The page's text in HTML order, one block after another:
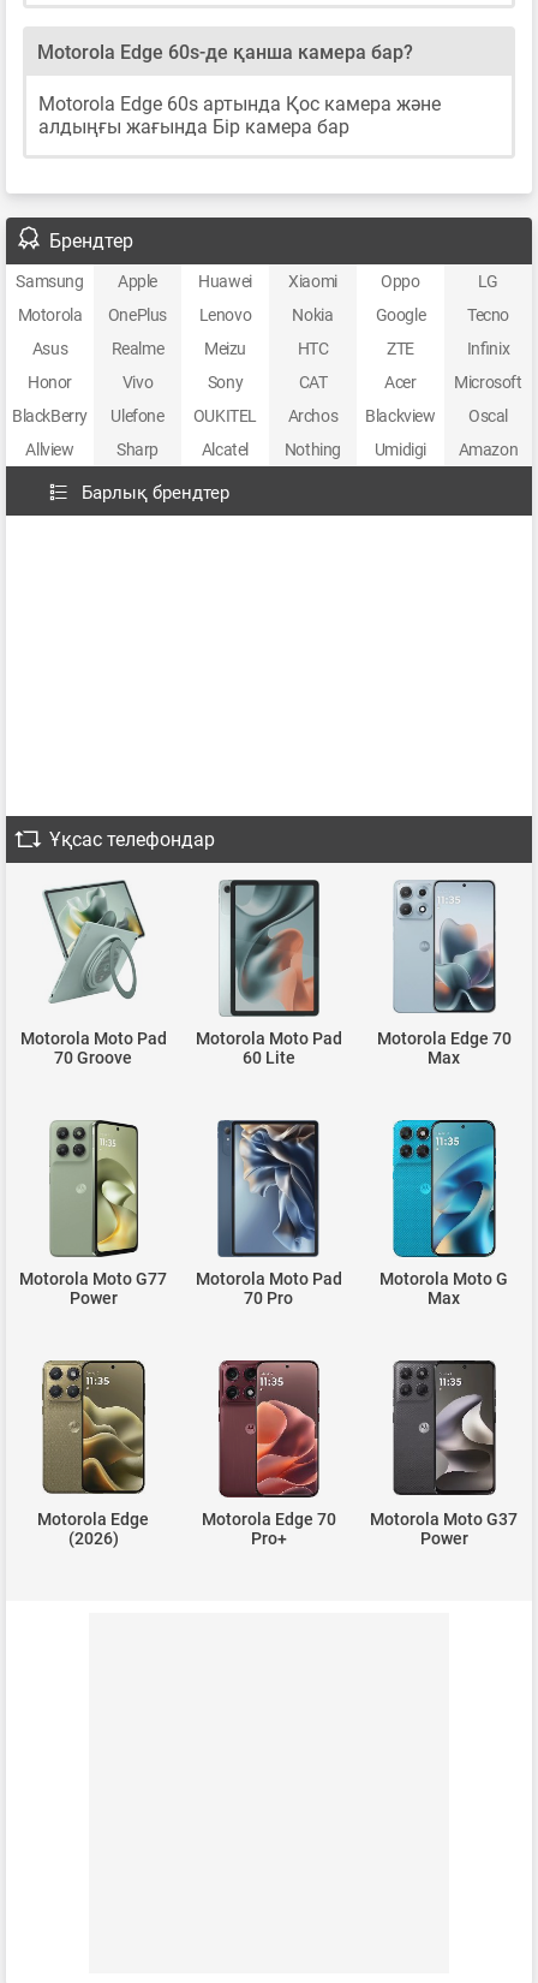
Motorola Edge 60s-де қанша камера бар?
Motorola Edge 60s артында Қос камера және
алдыңғы жағында Бір камера бар
Брендтер
Samsung Apple Huawei Xiaomi Oppo
LG
Motorola
OnePlus Lenovo Nokia Google
Tecno
Asus
Realme Meizu HTC ZTE
Infinix
Honor
Vivo Sony CAT Acer
Microsoft
BlackBerry
Ulefone OUKITEL Archos Blackview
Oscal
Allview
Sharp Alcatel Nothing Umidigi Amazon
Барлық брендтер
Ұқсас телефондар
Motorola Moto Pad
70 Groove
Motorola Moto Pad
60 Lite
Motorola Edge 70
Max
Motorola Moto G77
Power
Motorola Moto Pad
70 Pro
Motorola Moto G
Max
Motorola Edge
(2026)
Motorola Edge 70
Pro+
Motorola Moto G37
Power